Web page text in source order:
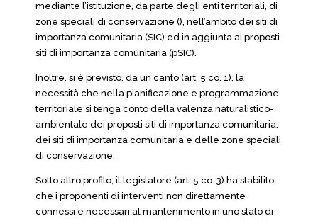
mediante l’istituzione, da parte degli enti territoriali, di
zone speciali di conservazione (), nell’ambito dei siti di
importanza comunitaria (SIC) ed in aggiunta ai proposti
siti di importanza comunitaria (pSIC).
Inoltre, si è previsto, da un canto (art. 5 co. 1), la
necessità che nella pianificazione e programmazione
territoriale si tenga conto della valenza naturalistico-
ambientale dei proposti siti di importanza comunitaria,
dei siti di importanza comunitaria e delle zone speciali
di conservazione.
Sotto altro profilo, il legislatore (art. 5 co. 3) ha stabilito
che i proponenti di interventi non direttamente
connessi e necessari al mantenimento in uno stato di